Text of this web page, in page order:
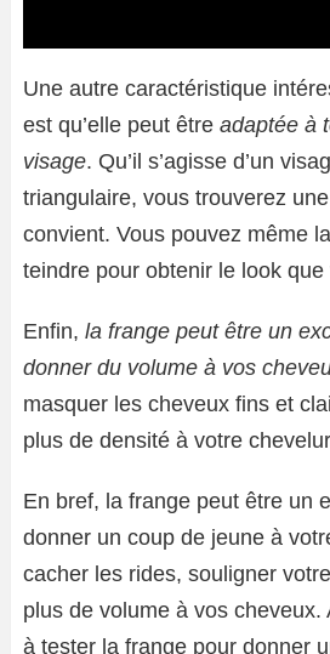
Une autre caractéristique
est qu’elle peut être adaptée à
visage. Qu’il s’agisse d’un
triangulaire, vous trouverez
convient. Vous pouvez même
teindre pour obtenir le look
Enfin, la frange peut être un
donner du volume à vos
masquer les cheveux fins et
plus de densité à votre
En bref, la frange peut être un
donner un coup de jeune à
cacher les rides, souligner
plus de volume à vos cheveux.
à tester la frange pour donner